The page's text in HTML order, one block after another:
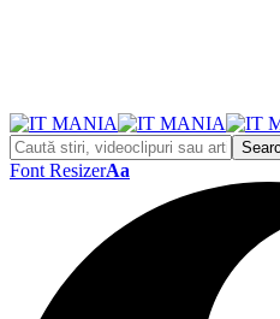
Font ResizerAa